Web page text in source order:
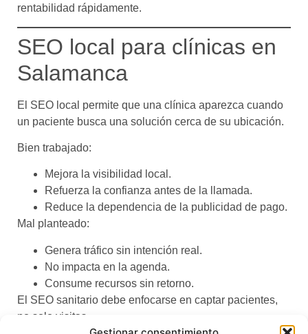
rentabilidad rápidamente.
SEO local para clínicas en
Salamanca
El SEO local permite que una clínica aparezca cuando
un paciente busca una solución cerca de su ubicación.
Bien trabajado:
Mejora la visibilidad local.
Refuerza la confianza antes de la llamada.
Reduce la dependencia de la publicidad de pago.
Mal planteado:
Genera tráfico sin intención real.
No impacta en la agenda.
Consume recursos sin retorno.
El SEO sanitario debe enfocarse en captar pacientes,
no solo visitas.